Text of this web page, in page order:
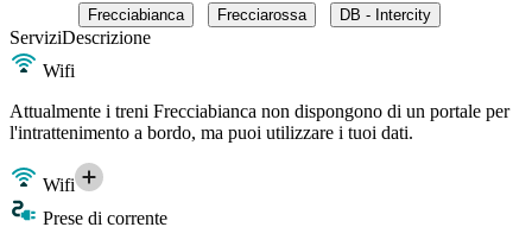
Frecciabianca Frecciarossa DB - Intercity
ServiziDescrizione
Wifi
Attualmente i treni Frecciabianca non dispongono di un portale per
l'intrattenimento a bordo, ma puoi utilizzare i tuoi dati.
Wifi
Prese di corrente